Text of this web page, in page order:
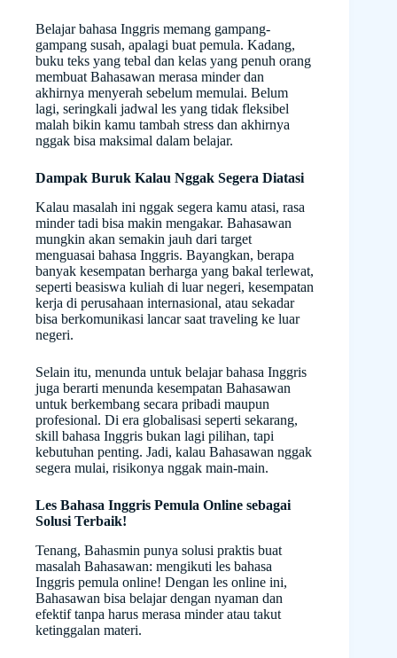
Belajar bahasa Inggris memang gampang-
gampang susah, apalagi buat pemula. Kadang,
buku teks yang tebal dan kelas yang penuh orang
membuat Bahasawan merasa minder dan
akhirnya menyerah sebelum memulai. Belum
lagi, seringkali jadwal les yang tidak fleksibel
malah bikin kamu tambah stress dan akhirnya
nggak bisa maksimal dalam belajar.
Dampak Buruk Kalau Nggak Segera Diatasi
Kalau masalah ini nggak segera kamu atasi, rasa
minder tadi bisa makin mengakar. Bahasawan
mungkin akan semakin jauh dari target
menguasai bahasa Inggris. Bayangkan, berapa
banyak kesempatan berharga yang bakal terlewat,
seperti beasiswa kuliah di luar negeri, kesempatan
kerja di perusahaan internasional, atau sekadar
bisa berkomunikasi lancar saat traveling ke luar
negeri.
Selain itu, menunda untuk belajar bahasa Inggris
juga berarti menunda kesempatan Bahasawan
untuk berkembang secara pribadi maupun
profesional. Di era globalisasi seperti sekarang,
skill bahasa Inggris bukan lagi pilihan, tapi
kebutuhan penting. Jadi, kalau Bahasawan nggak
segera mulai, risikonya nggak main-main.
Les Bahasa Inggris Pemula Online sebagai
Solusi Terbaik!
Tenang, Bahasmin punya solusi praktis buat
masalah Bahasawan: mengikuti les bahasa
Inggris pemula online! Dengan les online ini,
Bahasawan bisa belajar dengan nyaman dan
efektif tanpa harus merasa minder atau takut
ketinggalan materi.